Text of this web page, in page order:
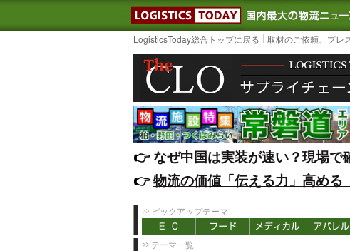
LOGISTICS TODAY
LogisticsToday総合トップに戻る 取材のご依頼、プレ
👉️なぜ中国は実装が速い？現場
👉️物流の価値「伝える力」高め
ピックアップテーマ
テーマ一覧